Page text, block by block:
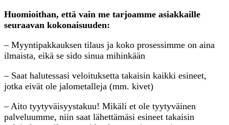
Huomioithan, että vain me tarjoamme asiakkaille
seuraavan kokonaisuuden:
– Myyntipakkauksen tilaus ja koko prosessimme on aina
ilmaista, eikä se sido sinua mihinkään
– Saat halutessasi veloituksetta takaisin kaikki esineet,
jotka eivät ole jalometalleja (mm. kivet)
– Aito tyytyväisyystakuu! Mikäli et ole tyytyväinen
palveluumme, niin saat lähettämäsi esineet takaisin